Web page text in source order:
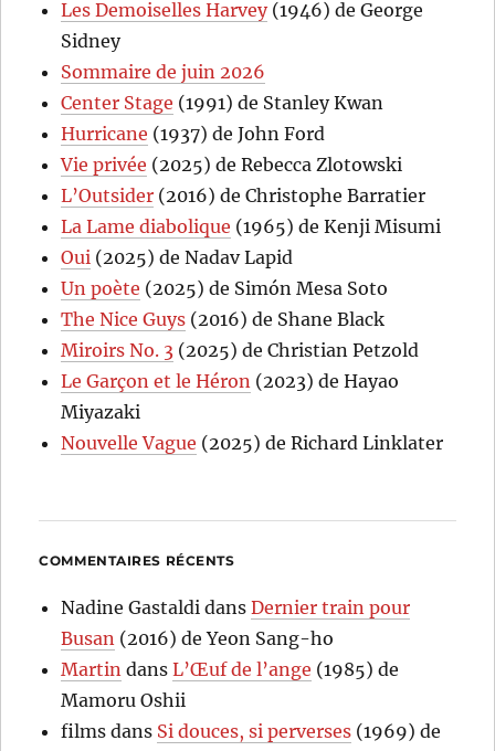
Les Demoiselles Harvey(1946) de George
Sidney
Sommaire de juin 2026
Center Stage (1991) de Stanley Kwan
Hurricane (1937) de John Ford
Vie privée (2025) de Rebecca Zlotowski
L’Outsider (2016) de Christophe Barratier
La Lame diabolique (1965) de Kenji Misumi
Oui (2025) de Nadav Lapid
Un poète (2025) de Simón Mesa Soto
The Nice Guys (2016) de Shane Black
Miroirs No. 3 (2025) de Christian Petzold
Le Garçon et le Héron (2023) de Hayao
Miyazaki
Nouvelle Vague (2025) de Richard Linklater
COMMENTAIRES RÉCENTS
Nadine Gastaldi dansDernier train pour
Busan (2016) de Yeon Sang-ho
Martin dansL’Œuf de l’ange (1985) de
Mamoru Oshii
films dans Si douces, si perverses (1969) de